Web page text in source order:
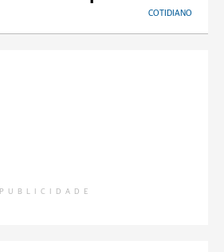
COTIDIANO
PUBLICIDADE